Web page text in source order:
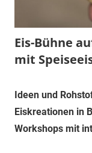
Eis-Bühne
mit
3.
Oktober
2024
Carina
Pressemitteilungen
Ideen und
Eiskreationen in
Workshops mit